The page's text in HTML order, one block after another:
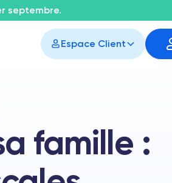
septembre.
Espace Client
famille :